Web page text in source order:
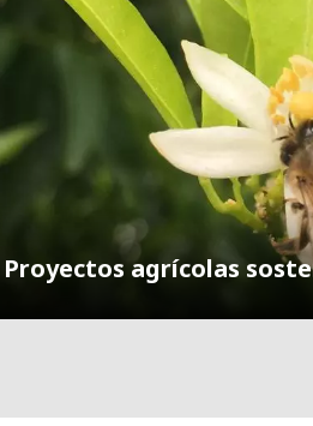
Proyectos agrícolas